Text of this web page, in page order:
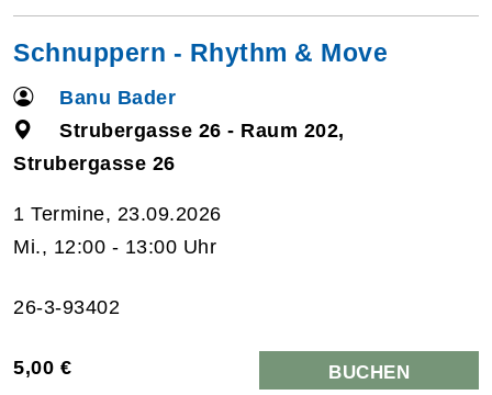
Schnuppern - Rhythm & Move
Banu Bader
Strubergasse 26 - Raum 202,
Strubergasse 26
1 Termine, 23.09.2026
Mi., 12:00 - 13:00 Uhr
26-3-93402
5,00 € BUCHEN